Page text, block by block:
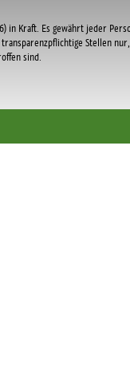
in Kraft. Es gewährt jeder
transparenzpflichtige
sind.